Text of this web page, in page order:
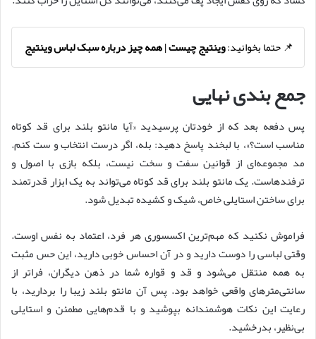
📌 حتما بخوانید:وینتیج چیست | همه چیز درباره سبک لباس وینتیج
جمع بندی نهایی
پس دفعه بعد که از خودتان پرسیدید «آیا مانتو بلند برای قد کوتاه
مناسب است؟»، با لبخند پاسخ دهید: بله، اگر درست انتخاب و ست کنم.
مد مجموعه‌ای از قوانین سفت و سخت نیست، بلکه بازی با اصول و
ترفندهاست. یک مانتو بلند برای قد کوتاه می‌تواند به یک ابزار قدرتمند
برای ساختن استایلی خاص، شیک و کشیده تبدیل شود.
فراموش نکنید که مهم‌ترین اکسسوری هر فرد، اعتماد به نفس اوست.
وقتی لباسی را دوست دارید و در آن احساس خوبی دارید، این حس مثبت
به همه منتقل می‌شود و قد و قواره شما در ذهن دیگران، فراتر از
سانتی‌مترهای واقعی خواهد بود. پس آن مانتو بلند زیبا را بردارید، با
رعایت این نکات هوشمندانه بپوشید و با قدم‌هایی مطمئن و استایلی
بی‌نظیر، بدرخشید.